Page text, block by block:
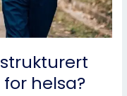
helsa?